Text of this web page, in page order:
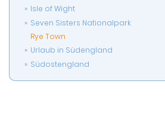
Isle of Wight
Seven Sisters Nationalpark
Rye Town
Urlaub in Südengland
Südostengland